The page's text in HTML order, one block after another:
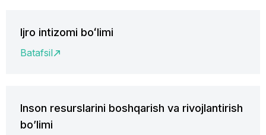
Ijro intizomi boʻlimi
Batafsil
Inson resurslarini boshqarish va rivojlantirish
bo’limi